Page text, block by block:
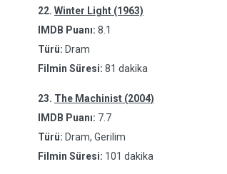
22. Winter Light (1963)
IMDB Puanı: 8.1
Türü: Dram
Filmin Süresi: 81 dakika
23. The Machinist (2004)
IMDB Puanı: 7.7
Türü: Dram, Gerilim
Filmin Süresi: 101 dakika